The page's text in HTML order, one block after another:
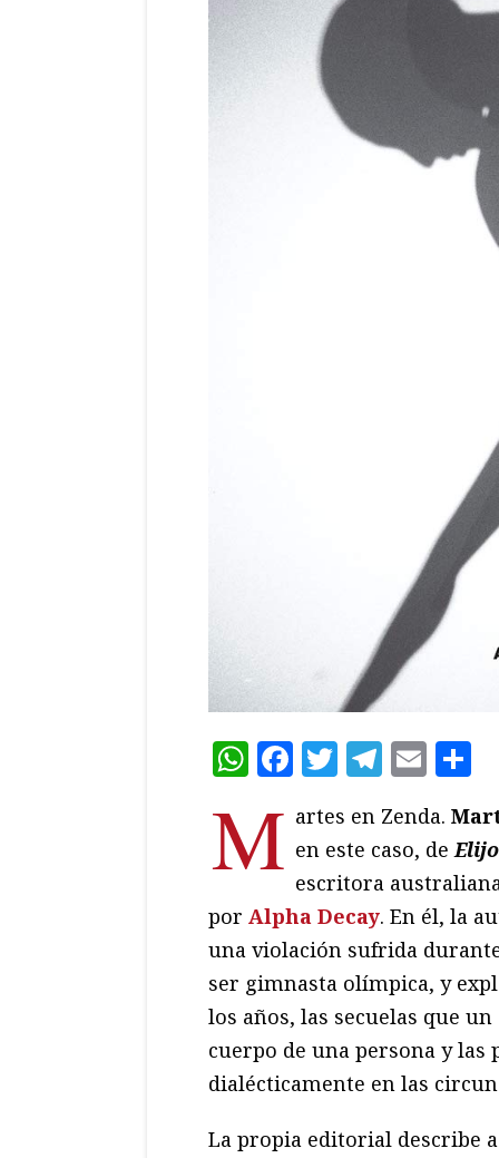
WhatsApp
Facebook
Twitter
M artes en Zenda.
en este caso, de
escritora
por Alpha Decay. En él, la
una violación sufrida
ser gimnasta olímpica, y
los años, las secuelas que
cuerpo de una persona y
dialécticamente en las
La propia editorial describe